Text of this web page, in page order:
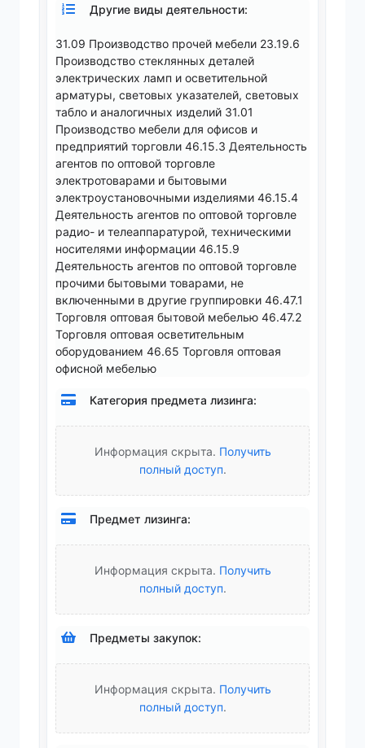
Другие виды деятельности:
31.09 Производство прочей мебели 23.19.6
Производство стеклянных деталей
электрических ламп и осветительной
арматуры, световых указателей, световых
табло и аналогичных изделий 31.01
Производство мебели для офисов и
предприятий торговли 46.15.3 Деятельность
агентов по оптовой торговле
электротоварами и бытовыми
электроустановочными изделиями 46.15.4
Деятельность агентов по оптовой торговле
радио- и телеаппаратурой, техническими
носителями информации 46.15.9
Деятельность агентов по оптовой торговле
прочими бытовыми товарами, не
включенными в другие группировки 46.47.1
Торговля оптовая бытовой мебелью 46.47.2
Торговля оптовая осветительным
оборудованием 46.65 Торговля оптовая
офисной мебелью
Категория предмета лизинга:
Информация скрыта. Получить
полный доступ.
Предмет лизинга:
Информация скрыта. Получить
полный доступ.
Предметы закупок:
Информация скрыта. Получить
полный доступ.